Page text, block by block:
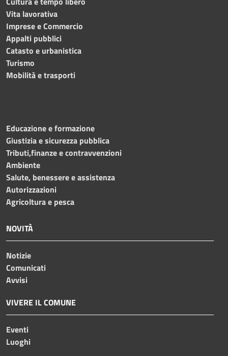
Vita lavorativa
Imprese e Commercio
Appalti pubblici
Catasto e urbanistica
Turismo
Mobilità e trasporti
Educazione e formazione
Giustizia e sicurezza pubblica
Tributi,finanze e contravvenzioni
Ambiente
Salute, benessere e assistenza
Autorizzazioni
Agricoltura e pesca
NOVITÀ
Notizie
Comunicati
Avvisi
VIVERE IL COMUNE
Eventi
Luoghi